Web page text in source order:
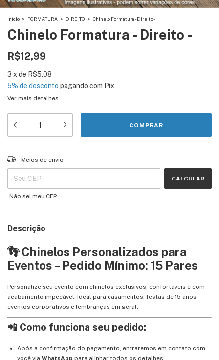
Início > FORMATURA > DIREITO > Chinelo Formatura - Direito -
Chinelo Formatura - Direito -
R$12,99
3 x de R$5,08
5% de desconto pagando com Pix
Ver mais detalhes
Entregas para o CEP:
Meios de envio
CALCULAR
Não sei meu CEP
Descrição
👣 Chinelos Personalizados para
Eventos – Pedido Mínimo: 15 Pares
Personalize seu evento com chinelos exclusivos, confortáveis e com
acabamento impecável. Ideal para casamentos, festas de 15 anos,
eventos corporativos e lembranças em geral.
📲 Como funciona seu pedido:
Após a confirmação do pagamento, entraremos em contato com
você via WhatsApp para alinhar todos os detalhes: